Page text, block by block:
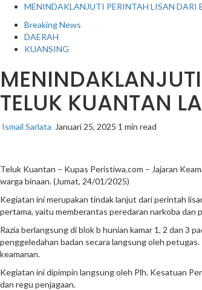
MENINDAKLANJUTI PERINTAH LISAN DARI
Breaking News
DAERAH
KUANSING
TELUK KUANTAN
Ismail Sarlata Januari 25, 2025 1 min read
Teluk Kuantan – Kupas Peristiwa.com – Jajaran
warga binaan. (Jumat, 24/01/2025)
Kegiatan ini merupakan tindak lanjut dari perintah
pertama, yaitu memberantas peredaran narkoba dan
Razia berlangsung di blok b hunian kamar 1, 2 dan 3
penggeledahan badan secara langsung oleh
keamanan.
Kegiatan ini dipimpin langsung oleh Plh. Kesatuan
dan regu penjagaan.